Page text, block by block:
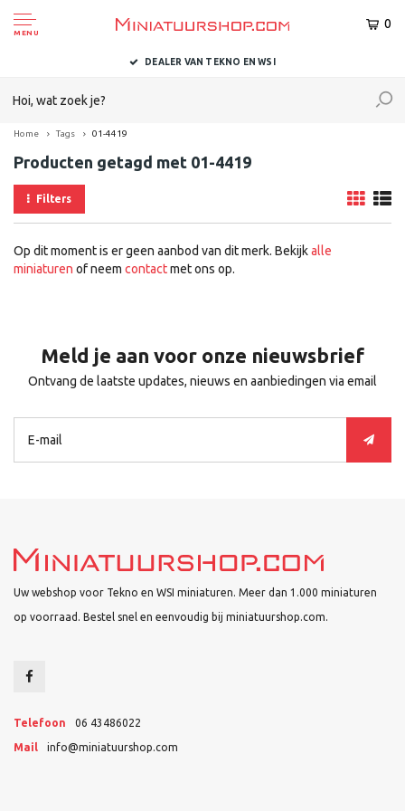
MENU
0
DEALER VAN TEKNO EN WSI
Home Tags 01-4419
Producten getagd met 01-4419
Filters
Op dit moment is er geen aanbod van dit merk. Bekijkalle
miniaturen of neem contactmet ons op.
Meld je aan voor onze nieuwsbrief
Ontvang de laatste updates, nieuws en aanbiedingen via email
Uw webshop voor Tekno en WSI miniaturen. Meer dan 1.000 miniaturen
op voorraad. Bestel snel en eenvoudig bij miniatuurshop.com.
Telefoon 06 43486022
Mail info@miniatuurshop.com